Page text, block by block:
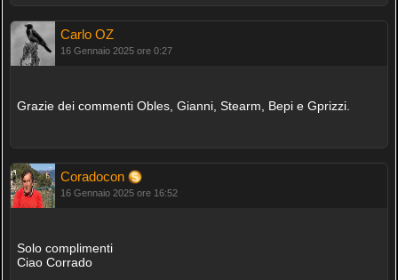
Carlo OZ
16 Gennaio 2025 ore 0:27
Grazie dei commenti Obles, Gianni, Stearm, Bepi e Gprizzi.
Coradocon
16 Gennaio 2025 ore 16:52
Solo complimenti
Ciao Corrado